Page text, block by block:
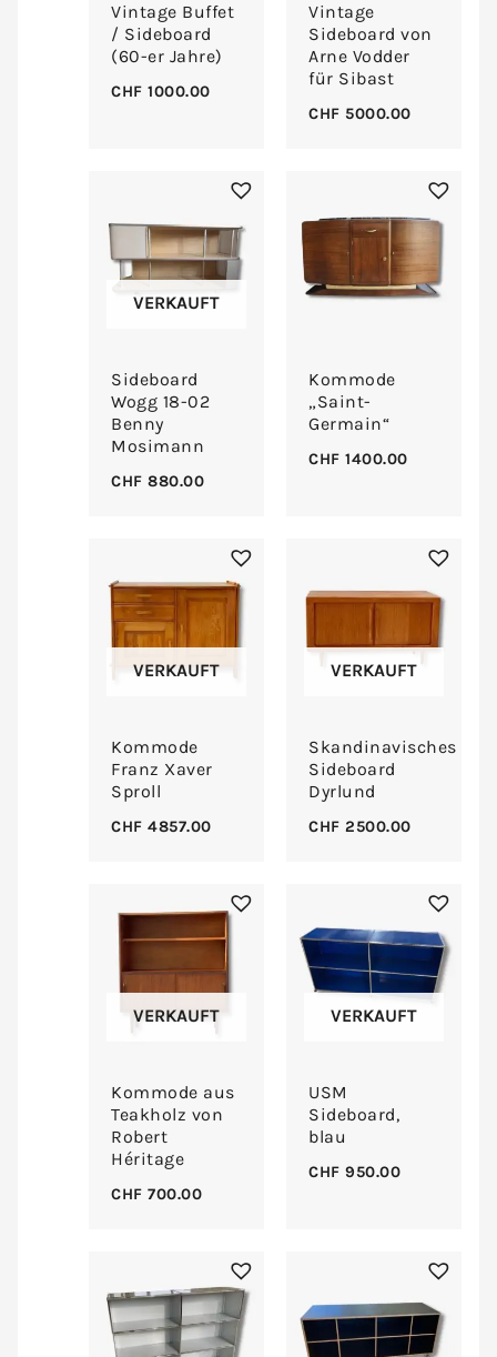
Vintage Buffet
/ Sideboard
(60-er Jahre)
CHF 1000.00
Vintage
Sideboard von
Arne Vodder
für Sibast
CHF 5000.00
VERKAUFT
Sideboard
Wogg 18-02
Benny
Mosimann
CHF 880.00
Kommode
„Saint-
Germain“
CHF 1400.00
VERKAUFT
Kommode
Franz Xaver
Sproll
CHF 4857.00
VERKAUFT
Skandinavisches
Sideboard
Dyrlund
CHF 2500.00
VERKAUFT
Kommode aus
Teakholz von
Robert
Héritage
CHF 700.00
VERKAUFT
USM
Sideboard,
blau
CHF 950.00